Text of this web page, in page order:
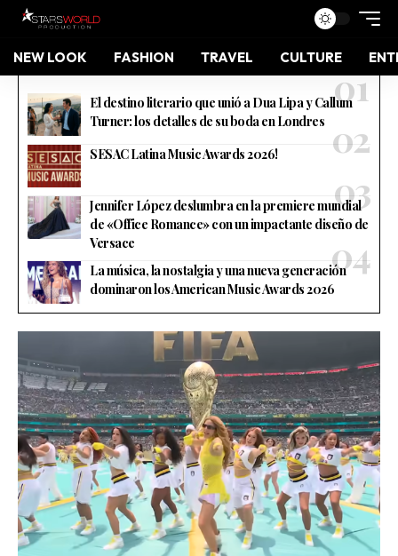
NEW LOOK FASHION TRAVEL CULTURE
El destino literario que unió a Dua Lipa y Callum
Turner: los detalles de su boda en Londres
SESAC Latina Music Awards 2026!
Jennifer López deslumbra en la premiere mundial
de «Office Romance» con un impactante diseño de
Versace
La música, la nostalgia y una nueva generación
dominaron los American Music Awards 2026